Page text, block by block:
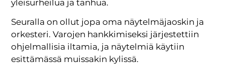
yleisurheilua ja tanhua.
Seuralla on ollut jopa oma näytelmäjaoskin ja
orkesteri. Varojen hankkimiseksi järjestettiin
ohjelmallisia iltamia, ja näytelmiä käytiin
esittämässä muissakin kylissä.